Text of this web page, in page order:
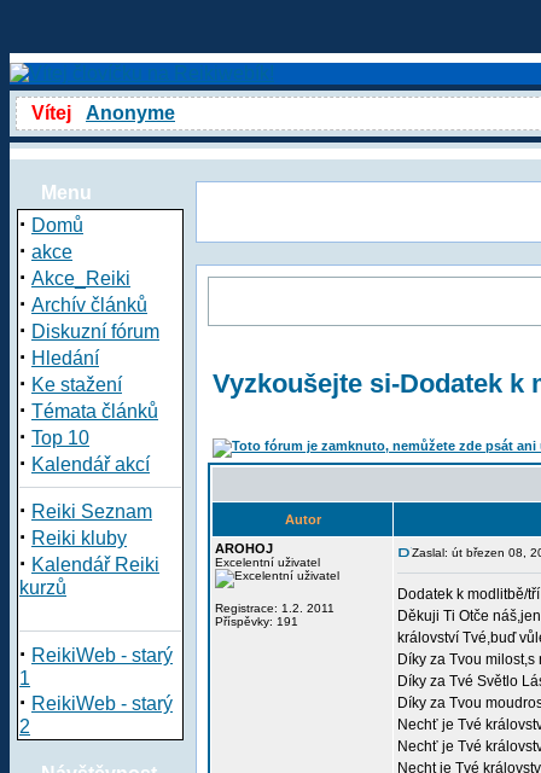
Vítej Anonyme
Menu
· Domů
· akce
· Akce_Reiki
· Archív článků
· Diskuzní fórum
· Hledání
· Ke stažení
· Témata článků
· Top 10
· Kalendář akcí
· Reiki Seznam
· Reiki kluby
· Kalendář Reiki
kurzů
· ReikiWeb - starý
1
· ReikiWeb - starý
2
Vyzkoušejte si-Dodatek k
Autor
AROHOJ
Excelentní uživatel
Registrace: 1.2. 2011
Příspěvky: 191
Zaslal: út březen 08,
Dodatek k modlitbě/
Děkuji Ti Otče
království Tvé,buď
Díky za Tvou
Díky za Tvé Světlo
Díky za Tvou
Nechť je Tvé
Nechť je Tvé
Necht je Tvé